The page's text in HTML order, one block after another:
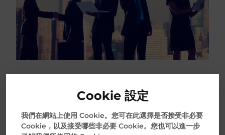
Cookie 設定
我們在網站上使用 Cookie。您可在此選擇是否接受非必要
Cookie，以及接受哪些非必要 Cookie。您也可以進一步